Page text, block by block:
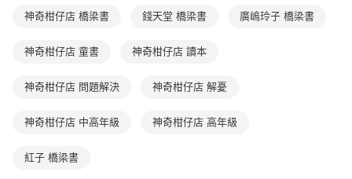
醒簡訊。
帳／街口支付／iPASS MONEY」等通路繳費。
1.本服務係由「台灣大哥大股份有限公司」（以下簡稱本公司）所提供，讓
買賣價金債權讓與本公司後，依約使用本公司帳單繳交帳款。
由本公司與您本人進行分期帳單所需資料之確認、核對及更正。
【「AFTEE先享後付」結帳流程】
２．訂單成立數日內，您將收到繳費通知簡訊。
ATM／網路銀行／等多元方式進行付款，方視為交易完成。
後付繳納相關費用。
是否繳費成功／繳費後需取消欲退款等相關疑問，請聯繫「AFTEE先享後付
每筆NT$70，滿NT$499(含以上)免運費
國內宅配/郵寄 (不適用離島、海外及郵局i郵箱)
每筆NT$200
神奇柑仔店 橋梁書 錢天堂 橋梁書 廣嶋玲子 橋梁書
神奇柑仔店 童書 神奇柑仔店 讀本
神奇柑仔店 問題解決 神奇柑仔店 解憂
神奇柑仔店 中高年級 神奇柑仔店 高年級
紅子 橋梁書